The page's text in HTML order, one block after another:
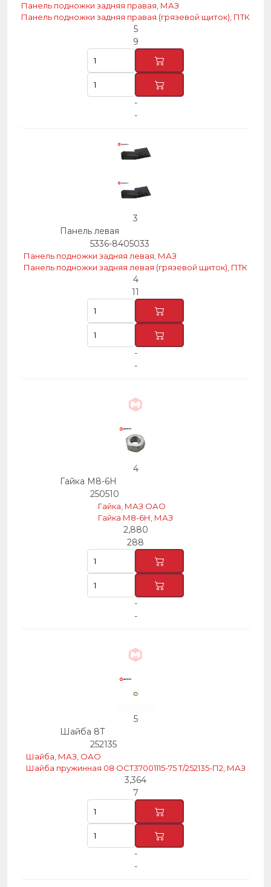
Панель подножки задняя правая, МАЗ
Панель подножки задняя правая (грязевой щиток), ПТК
5
9
-
-
3
Панель левая
5336-8405033
Панель подножки задняя левая, МАЗ
Панель подножки задняя левая (грязевой щиток), ПТК
4
11
-
-
4
Гайка М8-6Н
250510
Гайка, МАЗ ОАО
Гайка М8-6Н, МАЗ
2,880
288
-
-
5
Шайба 8Т
252135
Шайба, МАЗ, ОАО
Шайба пружинная 08 ОСТ37001115-75 Т/252135-П2, МАЗ
3,364
7
-
-